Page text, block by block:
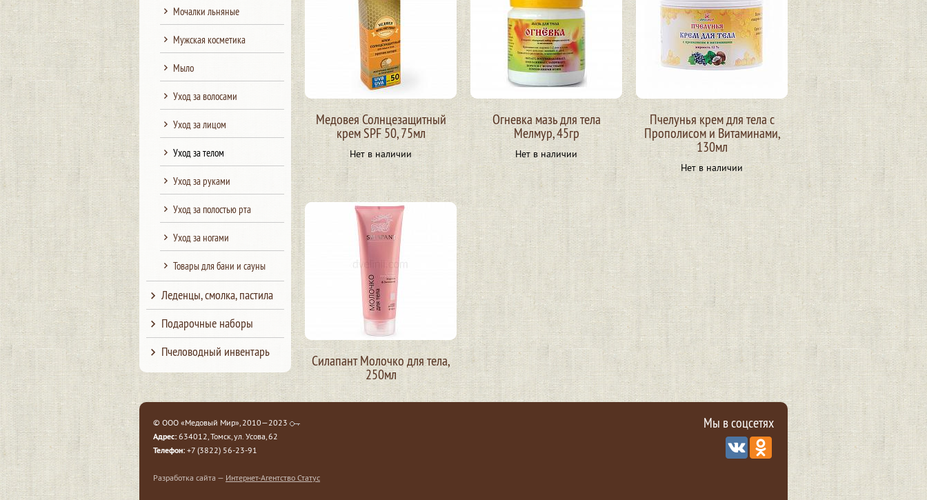
Медовея Солнцезащитный
крем SPF 50, 75мл
Нет в наличии
Огневка мазь для тела
Мелмур, 45гр
Нет в наличии
Пчелунья крем для тела с
Прополисом и Витаминами,
130мл
Нет в наличии
Силапант Молочко для тела,
250мл
Мочалки льняные
Мужская косметика
Мыло
Уход за волосами
Уход за лицом
Уход за телом
Уход за руками
Уход за полостью рта
Уход за ногами
Товары для бани и сауны
Леденцы, смолка, пастила
Подарочные наборы
Пчеловодный инвентарь
© ООО «Медовый Мир», 2010—2023
Адрес: 634012, Томск, ул. Усова, 62
Телефон: +7 (3822) 56-23-91
Разработка сайта — Интернет-Агентство Статус
Мы в соцcетях